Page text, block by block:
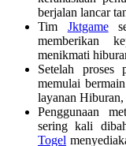
berjalan lancar
Tim Jktgame
memberikan
menikmati
Setelah proses
memulai
layanan Hiburan,
Penggunaan
sering kali
Togel